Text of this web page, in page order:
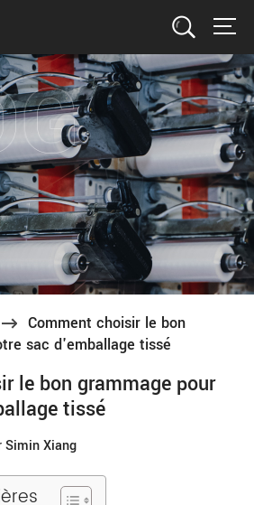
Recherche
Comment choisir le bon
sac d'emballage tissé
le bon grammage pour
tissé
Simin Xiang